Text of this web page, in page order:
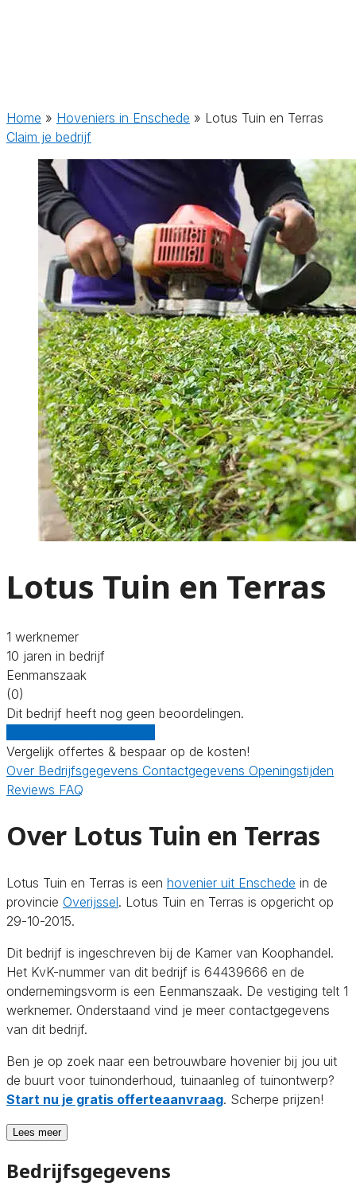
Home » Hoveniers in Enschede » Lotus Tuin en Terras
Claim je bedrijf
Lotus Tuin en Terras
1 werknemer
10 jaren in bedrijf
Eenmanszaak
(0)
Dit bedrijf heeft nog geen beoordelingen.
Vergelijk offertes & bespaar op de kosten!
Over Bedrijfsgegevens Contactgegevens Openingstijden
Reviews FAQ
Over Lotus Tuin en Terras
Lotus Tuin en Terras is een hovenier uit Enschede in de
provincie Overijssel. Lotus Tuin en Terras is opgericht op
29-10-2015.
Dit bedrijf is ingeschreven bij de Kamer van Koophandel.
Het KvK-nummer van dit bedrijf is 64439666 en de
ondernemingsvorm is een Eenmanszaak. De vestiging telt 1
werknemer. Onderstaand vind je meer contactgegevens
van dit bedrijf.
Ben je op zoek naar een betrouwbare hovenier bij jou uit
de buurt voor tuinonderhoud, tuinaanleg of tuinontwerp?
Start nu je gratis offerteaanvraag. Scherpe prijzen!
Lees meer
Bedrijfsgegevens